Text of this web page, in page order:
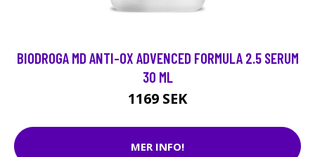
BIODROGA MD ANTI-OX ADVENCED FORMULA 2.5 SERUM
30 ML
1169 SEK
MER INFO!